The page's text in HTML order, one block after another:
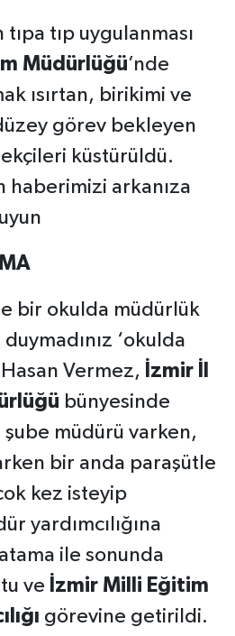
tıpa tıp uygulanması
Müdürlüğü’nde
ısırtan, birikimi ve
görev bekleyen
küstürüldü.
haberimizi arkanıza
bir okulda müdürlük
‘okulda
Vermez,
İzmir İl
bünyesinde
şube müdürü varken,
bir anda paraşütle
kez isteyip
yardımcılığına
ile sonunda
ve İzmir Milli Eğitim
görevine getirildi.